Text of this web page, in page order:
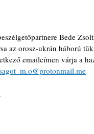
Bede
az orosz-ukrán háború
emailcímen várja a